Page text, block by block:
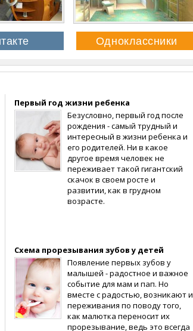
Первый год жизни ребенка
Безусловно, первый год после
рождения - самый трудный и
интересный в жизни ребенка и
его родителей. Ни в какое
другое время человек не
переживает такой гигантский
скачок в своем росте и
развитии, как в грудном
возрасте.
Схема прорезывания зубов у детей
Появление первых зубов у
малышей - радостное и важное
событие для мам и пап. Но
вместе с радостью, возникают и
переживания по поводу того,
как малютка переносит их
прорезывание, ведь это всегда